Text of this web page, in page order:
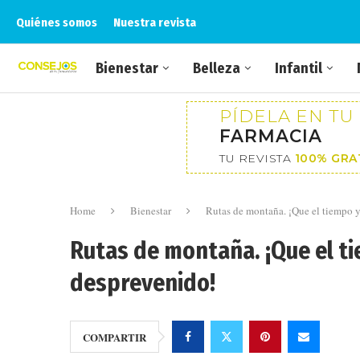
Quiénes somos Nuestra revista
Bienestar Belleza Infantil
PÍDELA EN TU
FARMACIA
TU REVISTA 100%
Home Bienestar Rutas de montaña. ¡Que el
Rutas de montaña. ¡Que el
desprevenido!
COMPARTIR